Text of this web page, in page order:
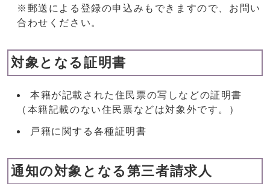
※郵送による登録の申込みもできますので、お問い
合わせください。
対象となる証明書
本籍が記載された住民票の写しなどの証明書
（本籍記載のない住民票などは対象外です。）
戸籍に関する各種証明書
通知の対象となる第三者請求人